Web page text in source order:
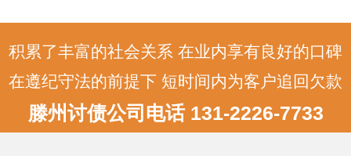
主要费用，通常是按照追讨金额的固定比
例来计算…
积累了丰富的社会关系 在业内享有良好的口碑
在遵纪守法的前提下 短时间内为客户追回欠款
滕州讨债公司电话 131-2226-7733